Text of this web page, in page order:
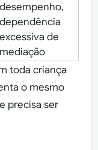
desempenho,
dependência
excessiva de
mediação
toda criança
o mesmo
precisa ser